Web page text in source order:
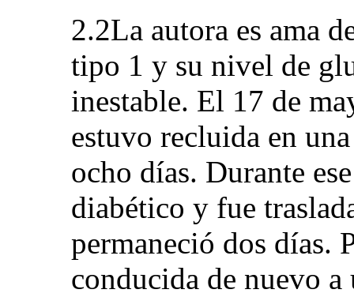
2.2La autora es ama
tipo 1 y su nivel de
inestable. El 17 de
estuvo recluida en
ocho días. Durante
diabético y fue
permaneció dos días.
conducida de nuevo